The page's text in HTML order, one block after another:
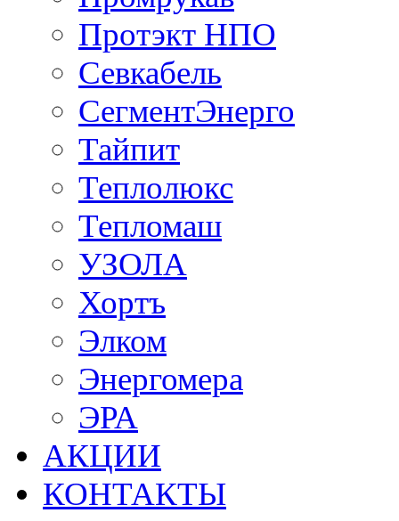
Протэкт НПО
Севкабель
СегментЭнерго
Тайпит
Теплолюкс
Тепломаш
УЗОЛА
Хортъ
Элком
Энергомера
ЭРА
АКЦИИ
КОНТАКТЫ